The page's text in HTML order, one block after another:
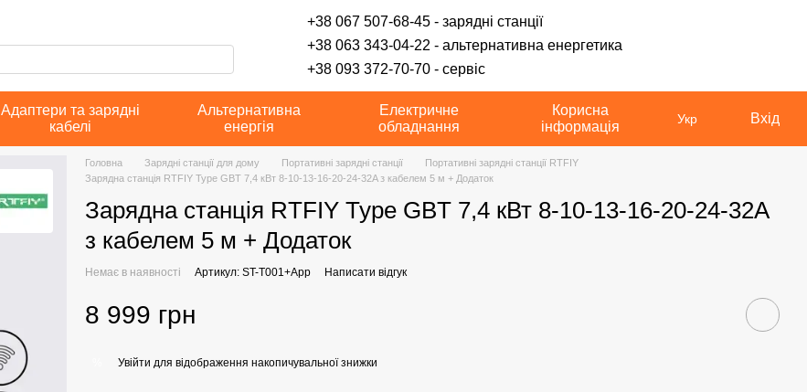
+38 067 507-68-45 - зарядні станції
+38 063 343-04-22 - альтернативна енергетика
+38 093 372-70-70 - сервіс
Адаптери та зарядні
кабелі
Альтернативна
енергія
Електричне
обладнання
Корисна
інформація
Укр Вхід
Головна Зарядні станції для дому Портативні зарядні станції
Портативні зарядні станції RTFIY
Зарядна станція RTFIY Type GBT 7,4 кВт 8-10-13-16-20-24-32A з кабелем 5 м + Додаток
Зарядна станція RTFIY Type GBT 7,4 кВт 8-10-13-16-20-24-32A
з кабелем 5 м + Додаток
Немає в наявності Артикул: ST-T001+App Написати відгук
8 999 грн
Увійти для відображення накопичувальної знижки